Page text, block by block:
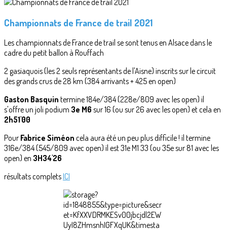
Championnats de France de trail 2021
Les championnats de France de trail se sont tenus en Alsace dans le
cadre du petit ballon à Rouffach
2 gasiaquois (les 2 seuls représentants de l'Aisne) inscrits sur le circuit
des grands crus de 28 km (384 arrivants + 425 en open)
Gaston Basquin termine 184e/384 (228e/809 avec les open) il
s'offre un joli podium 3e M6 sur 16 (ou sur 26 avec les open) et cela en
2h51'00
Pour Fabrice Siméon cela aura été un peu plus difficile ! il termine
316e/384 (545/809 avec open) il est 31e M1 33 (ou 35e sur 81 avec les
open) en 3H34'26
résultats complets ICI